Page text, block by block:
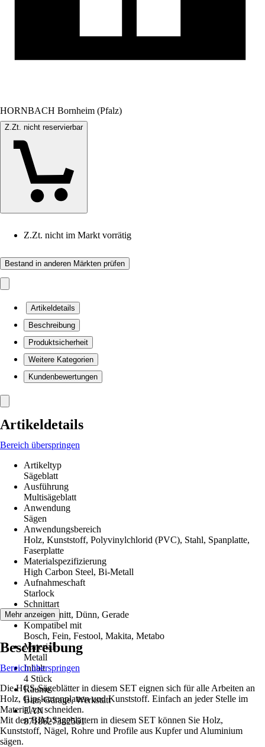
HORNBACH Bornheim (Pfalz)
Z.Zt. nicht reservierbar
Z.Zt. nicht im Markt vorrätig
Bestand in anderen Märkten prüfen
Artikeldetails
Beschreibung
Produktsicherheit
Weitere Kategorien
Kundenbewertungen
Artikeldetails
Bereich überspringen
Artikeltyp
Sägeblatt
Ausführung
Multisägeblatt
Anwendung
Sägen
Anwendungsbereich
Holz, Kunststoff, Polyvinylchlorid (PVC), Stahl, Spanplatte,
Faserplatte
Materialspezifizierung
High Carbon Steel, Bi-Metall
Aufnahmeschaft
Starlock
Schnittart
Tauchschnitt, Dünn, Gerade
Kompatibel mit
Bosch, Fein, Festool, Makita, Metabo
Material
Metall
Inhalt
4 Stück
Räume
Bau, Garage, Werkstatt
EAN
8718627382561
Mehr anzeigen
Beschreibung
Bereich überspringen
Die HCS-Sägeblätter in diesem SET eignen sich für alle Arbeiten an
Holz, Gipskartonplatten und Kunststoff. Einfach an jeder Stelle im
Material zu schneiden.
Mit den BIM-Sägeblättern in diesem SET können Sie Holz,
Kunststoff, Nägel, Rohre und Profile aus Kupfer und Aluminium
sägen.